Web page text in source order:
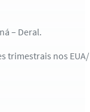
– Deral.
trimestrais nos EUA/